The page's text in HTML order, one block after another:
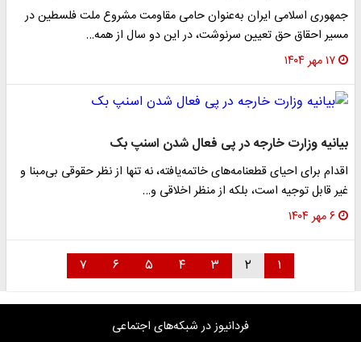
جمهوری اسلامی ایران به‌عنوان حامی مقاومت مشروع ملت فلسطین در
مسیر احقاق حق تعیین سرنوشت، در این دو سال از همه…
۱۷ مهر ۱۴۰۴
بیانیه وزارت خارجه در پی فعال شدن اسنپ بک
اقدام برای احیای قطعنامه‌های خاتمه‌یافته، نه تنها از نظر حقوقی بی‌مبنا و
غیر قابل توجیه است، بلکه از منظر اخلاقی و…
۶ مهر ۱۴۰۴
۱ ۲ ۳ ۴ ۵ ۶ ۷
فردانیوز در شبکه‌های اجتماعی